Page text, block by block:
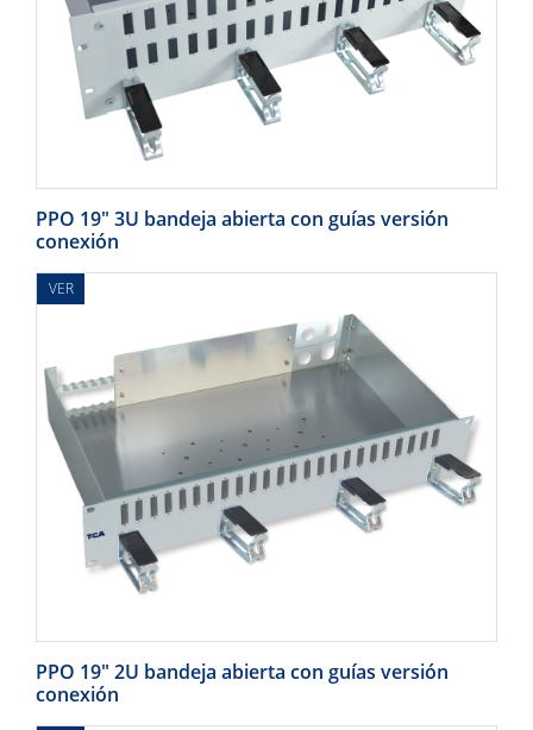
PPO 19" 3U bandeja abierta con guías versión
conexión
VER
PPO 19" 2U bandeja abierta con guías versión
conexión